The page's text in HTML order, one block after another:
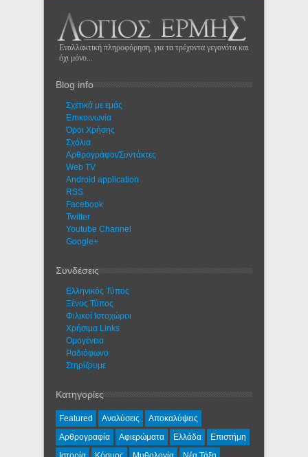
Εναλλακτική πληροφόρηση, για τα τρέχοντα γεγονότα και
όχι μόνο...
Blog info
Σχετικά με εμάς
Eπικοινωνία
Όροι Χρήσης
Σχόλια
Αρθρογράφοι/Συντάκτες
Web TV
Android application
RSS
Facebook
Twitter
Youtube Channel
Google+
Συνδέσεις
Ελληνικός Τύπος
Ξένος Τύπος
Φιλικοί Ιστοχώροι
Χρήσιμα Links
Ομογένεια
Ραδιόφωνο
Στηρίζουμε
Κατηγορίες
Featured Αναλύσεις
Αποκαλύψεις
Αρθρογραφία
Αφιερώματα Ελλάδα
Επιστήμη